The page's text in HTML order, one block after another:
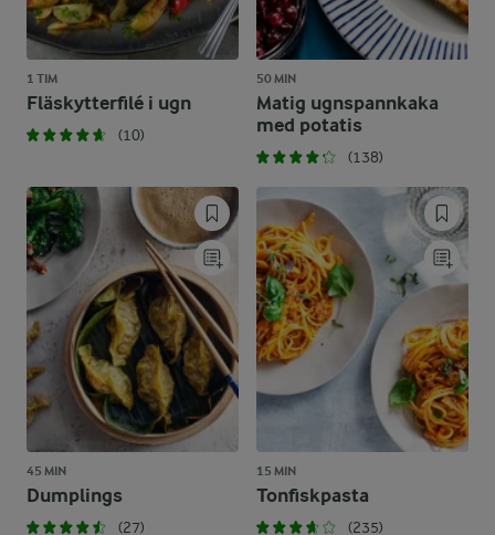
1 TIM
Fläskytterfilé i ugn
(10)
50 MIN
Matig ugnspannkaka
med potatis
(138)
45 MIN
Dumplings
(27)
15 MIN
Tonfiskpasta
(235)